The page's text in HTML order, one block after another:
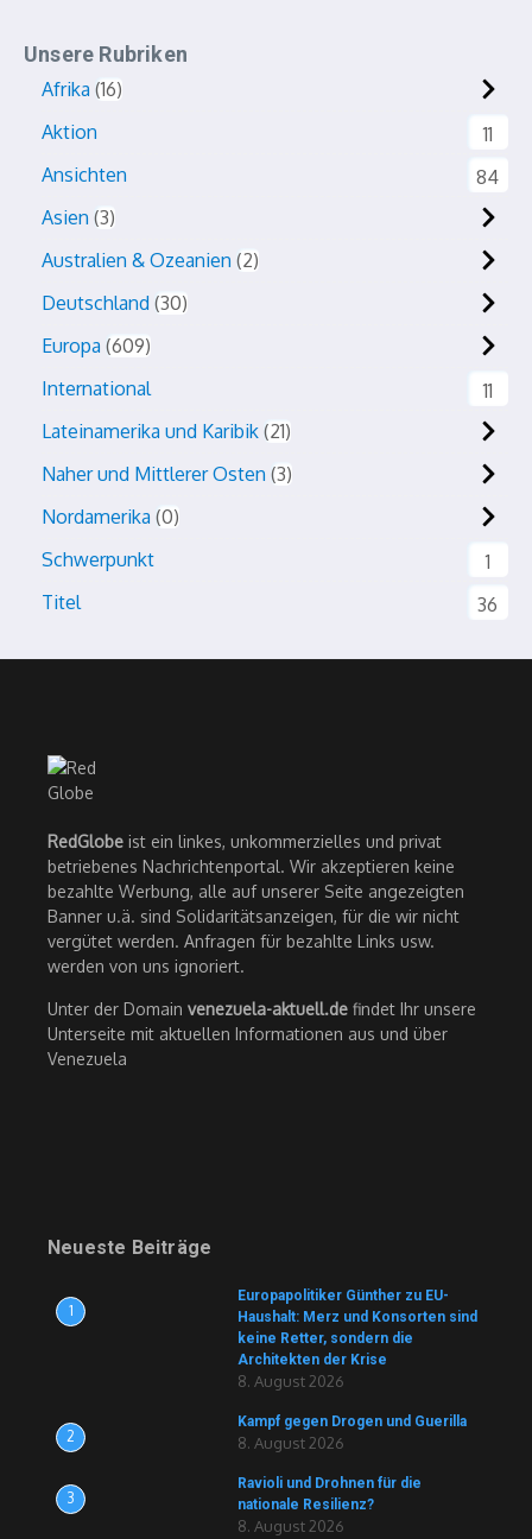
Unsere Rubriken
Afrika 16
Aktion
11
Ansichten
84
Asien 3
Australien & Ozeanien 2
Deutschland 30
Europa 609
International
11
Lateinamerika und Karibik 21
Naher und Mittlerer Osten 3
Nordamerika 0
Schwerpunkt
1
Titel
36
RedGlobe ist ein linkes, unkommerzielles und privat
betriebenes Nachrichtenportal. Wir akzeptieren keine
bezahlte Werbung, alle auf unserer Seite angezeigten
Banner u.ä. sind Solidaritätsanzeigen, für die wir nicht
vergütet werden. Anfragen für bezahlte Links usw.
werden von uns ignoriert.
Unter der Domain venezuela-aktuell.de findet Ihr unsere
Unterseite mit aktuellen Informationen aus und über
Venezuela
Neueste Beiträge
1
Europapolitiker Günther zu EU-
Haushalt: Merz und Konsorten sind
keine Retter, sondern die
Architekten der Krise
8. August 2026
2
Kampf gegen Drogen und Guerilla
8. August 2026
3
Ravioli und Drohnen für die
nationale Resilienz?
8. August 2026